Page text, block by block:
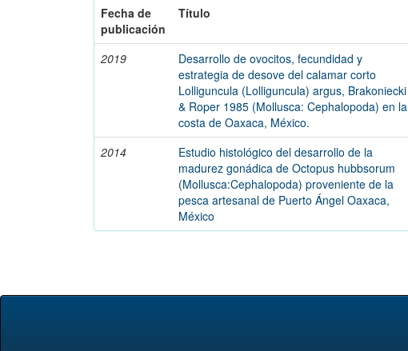
Fecha de
publicación
Título
2019
Desarrollo de ovocitos, fecundidad y
estrategia de desove del calamar corto
Lolliguncula (Lolliguncula) argus, Brakoniecki
& Roper 1985 (Mollusca: Cephalopoda) en la
costa de Oaxaca, México.
2014
Estudio histológico del desarrollo de la
madurez gonádica de Octopus hubbsorum
(Mollusca:Cephalopoda) proveniente de la
pesca artesanal de Puerto Ángel Oaxaca,
México